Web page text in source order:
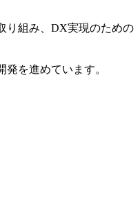
り組み、DX実現のための
を進めています。